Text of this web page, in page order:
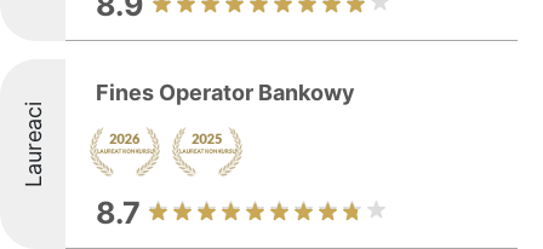
Laureaci
Fines Operator Bankowy
8.7